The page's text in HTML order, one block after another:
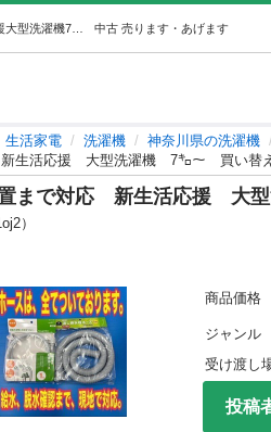
中古 売ります・あげます
生活家電 洗濯機 神奈川県の洗濯機
新生活応援 大型洗濯機 7㌔〜 買い替
置まで対応 新生活応援 大
）
商品価格
ジャンル
受け渡し
投稿